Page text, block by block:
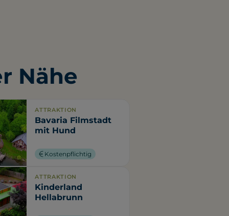
Nähe
ATTRAKTION
Bavaria Filmstadt
mit Hund
Kostenpflichtig
ATTRAKTION
Kinderland
Hellabrunn